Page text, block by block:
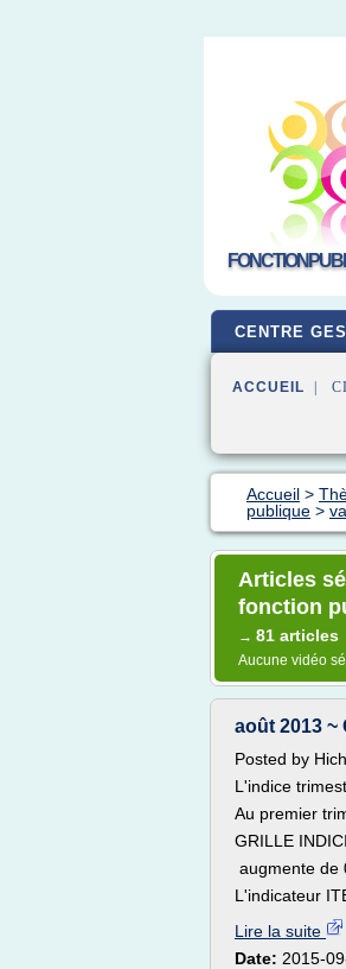
CENTRE
ACCUEIL |
Accueil >
publique >
Articles
fonction
→ 81 articles
Aucune vidéo
août 2013
Posted by
L'indice
Au premier
GRILLE
augmente de
L'indicateur
Lire la suite
Date: 2015-